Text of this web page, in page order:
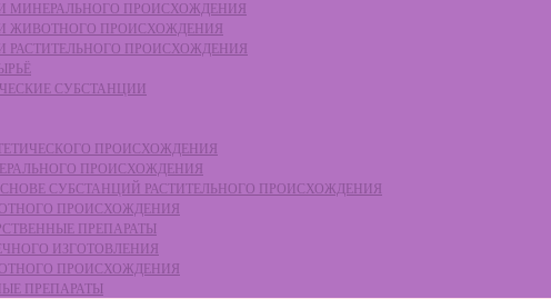
МИНЕРАЛЬНОГО ПРОИСХОЖДЕНИЯ
ЖИВОТНОГО ПРОИСХОЖДЕНИЯ
РАСТИТЕЛЬНОГО ПРОИСХОЖДЕНИЯ
СУБСТАНЦИИ
ПРОИСХОЖДЕНИЯ
ПРОИСХОЖДЕНИЯ
СУБСТАНЦИЙ РАСТИТЕЛЬНОГО ПРОИСХОЖДЕНИЯ
ПРОИСХОЖДЕНИЯ
ПРЕПАРАТЫ
ИЗГОТОВЛЕНИЯ
ПРОИСХОЖДЕНИЯ
ПРЕПАРАТЫ